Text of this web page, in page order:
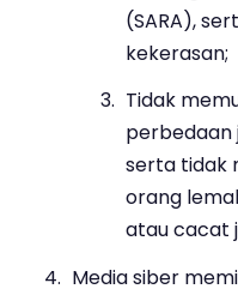
(SARA),
kekerasan;
Tidak
perbedaan
serta tidak
orang
atau cacat
Media siber